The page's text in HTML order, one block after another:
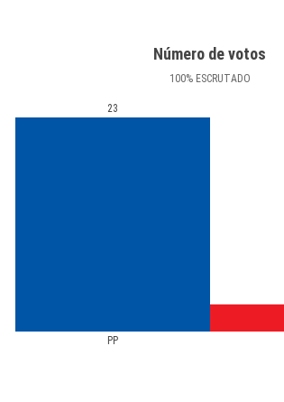
Número de votos
100%ESCRUTADO
PP
23